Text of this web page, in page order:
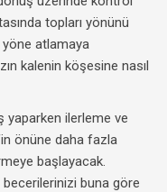
topları yönünü
yöne atlamaya
kalenin köşesine nasıl
ilerleme ve
önüne daha fazla
başlayacak.
buna göre